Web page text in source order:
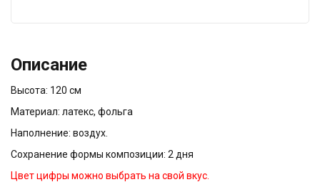
Описание
Высота: 120 см
Материал: латекс, фольга
Наполнение: воздух.
Сохранение формы композиции: 2 дня
Цвет цифры можно выбрать на свой вкус.